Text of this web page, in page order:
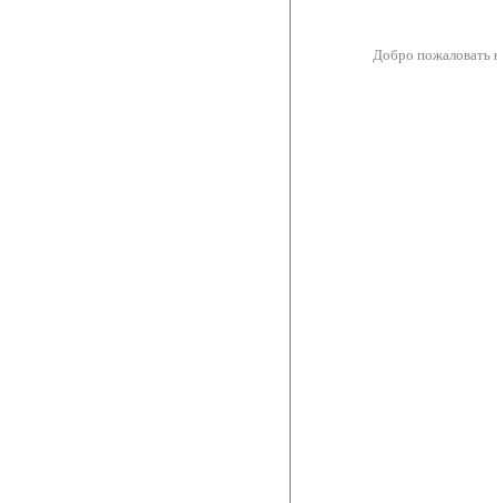
Добро пожаловать